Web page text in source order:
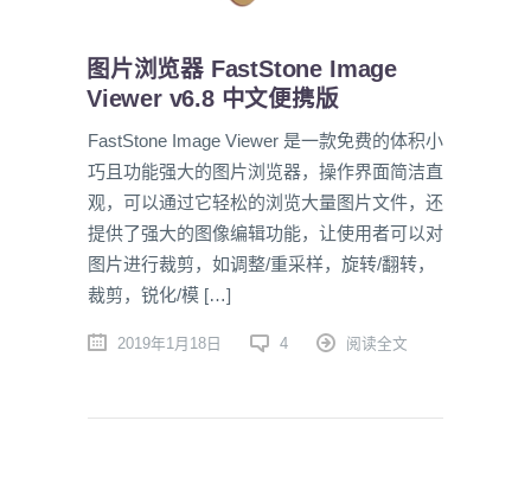
图片浏览器 FastStone Image
Viewer v6.8 中文便携版
FastStone Image Viewer 是一款免费的体积小
巧且功能强大的图片浏览器，操作界面简洁直
观，可以通过它轻松的浏览大量图片文件，还
提供了强大的图像编辑功能，让使用者可以对
图片进行裁剪，如调整/重采样，旋转/翻转，
裁剪，锐化/模 […]
2019年1月18日 4 阅读全文